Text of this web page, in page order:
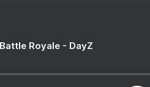
Royale - DayZ